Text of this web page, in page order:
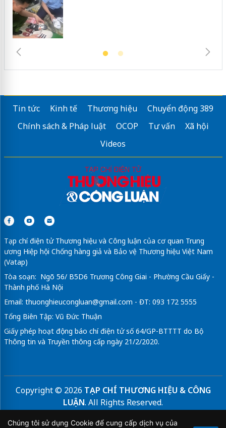
Tin tức Kinh tế Thương hiệu
Chuyển động 389
Chính sách & Pháp luật
OCOP Tư vấn
Xã hội
Videos
Tạp chí điện tử Thương hiệu và Công luận của cơ quan Trung
ương Hiệp hội Chống hàng giả và Bảo vệ Thương hiệu Việt Nam
(Vatap)
Tòa soạn: Ngõ 56/ B5D6 Trương Công Giai - Phường Cầu Giấy -
Thành phố Hà Nội
Email: thuonghieucongluan@gmail.com - ĐT: 093 172 5555
Tổng Biên Tập: Vũ Đức Thuận
Giấy phép hoạt động báo chí điện tử số 64/GP-BTTTT do Bộ
Thông tin và Truyền thông cấp ngày 21/2/2020.
Copyright © 2026 TẠP CHÍ THƯƠNG HIỆU & CÔNG
LUẬN. All Rights Reserved.
Bản quyền thuộc Tạp chí Thương hiệu và Công luận. Cấm
Chúng tôi sử dụng Cookie để cung cấp dịch vụ của